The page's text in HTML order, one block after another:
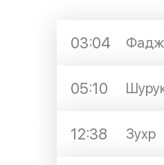
03:04
05:10
12:38 Зухр